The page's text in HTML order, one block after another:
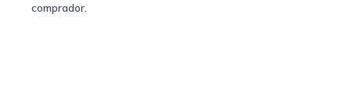
comprador.